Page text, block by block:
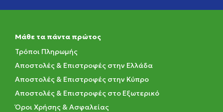
Μάθε τα πάντα πρώτος
Τρόποι Πληρωμής
Αποστολές & Επιστροφές στην Ελλάδα
Αποστολές & Επιστροφές στην Κύπρο
Αποστολές & Επιστροφές στο Εξωτερικό
Όροι Χρήσης & Ασφαλείας